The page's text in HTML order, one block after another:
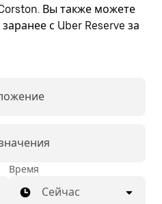
Вы также можете
с Uber Reserve за
Время
Сейчас